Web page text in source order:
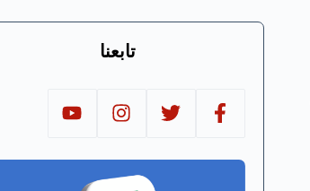
تابعنا